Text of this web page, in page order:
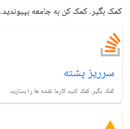
کمک بگیر. کمک کن به جامعه بپیوندید.
سرریز پشته
کمک بگیر. کمک کنید کارما نقشه ها را بسازید.